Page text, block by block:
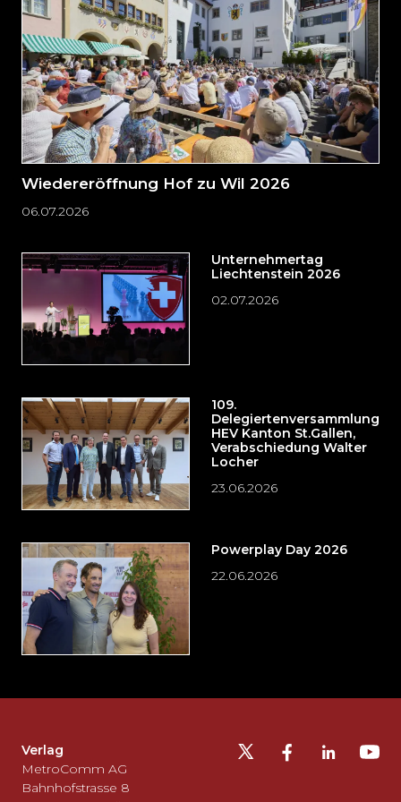
springen?
Wiedereröffnung Hof zu Wil 2026
06.07.2026
Unternehmertag
Liechtenstein 2026
02.07.2026
109.
Delegiertenversammlung
HEV Kanton St.Gallen,
Verabschiedung Walter
Locher
23.06.2026
Powerplay Day 2026
22.06.2026
auslassen
und
zurück
Verlag
MetroComm AG
Bahnhofstrasse 8